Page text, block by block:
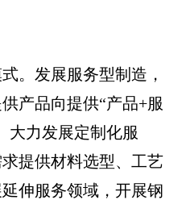
。发展服务型制造，
产品向提供“产品+服
大力发展定制化服
提供材料选型、工艺
伸服务领域，开展钢